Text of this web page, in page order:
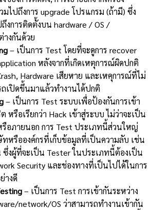
ไปถึงการ upgrade โปรแกรม (ถ้ามี) ซึ่ง
งการติดตั้งบน hardware / OS /
างกันด้วย
– เป็นการ Test โดยที่จะดูการ recover
หลังจากที่เกิดเหตุการณ์ผิดปกติ
Hardware เสียหาย และเหคุการณ์ที่ไม่
ถเปิดขึ้นมาแล้วทำงานได้ปกติ
– เป็นการ Test ระบบเพื่อป้องกันการเข้า
หรือเรียกว่า Hack เข้าสู่ระบบ ไม่ว่าจะเป็น
อภายนอก การ Test ประเภทนี้ส่วนใหญ่
หรือองค์กรที่เก็บข้อมูลที่เป็นความลับ เช่น
งผู้ที่จะเป็น Tester ในประเภทนี้ต้องเป็น
Security และช่องทางที่เป็นไปได้ในการ
างดี
– เป็นการ Test การเข้ากันระหว่าง
network/OS ว่าสามารถทำงานเข้ากัน